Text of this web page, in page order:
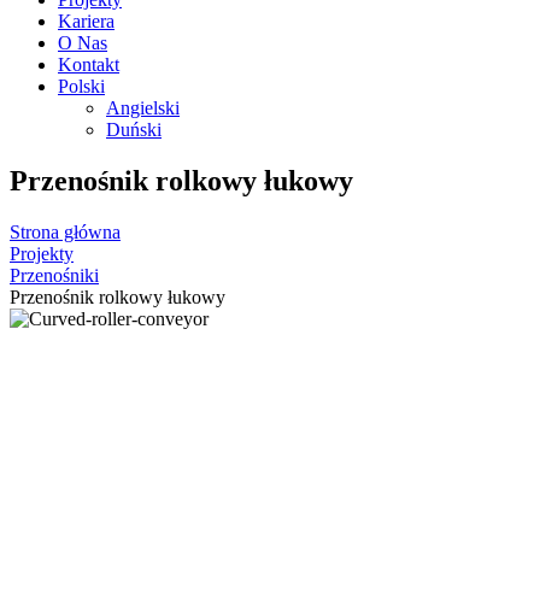
Kariera
O Nas
Kontakt
Polski
Angielski
Duński
Przenośnik rolkowy łukowy
Strona główna
Projekty
Przenośniki
Przenośnik rolkowy łukowy